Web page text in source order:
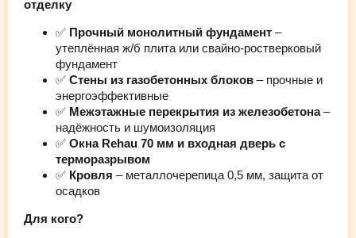
отделку
✅ Прочный монолитный фундамент –
утеплённая ж/б плита или свайно-ростверковый
фундамент
✅ Стены из газобетонных блоков – прочные и
энергоэффективные
✅ Межэтажные перекрытия из железобетона–
надёжность и шумоизоляция
✅ Окна Rehau 70 мм и входная дверь с
терморазрывом
✅ Кровля – металлочерепица 0,5 мм, защита от
осадков
Для кого?